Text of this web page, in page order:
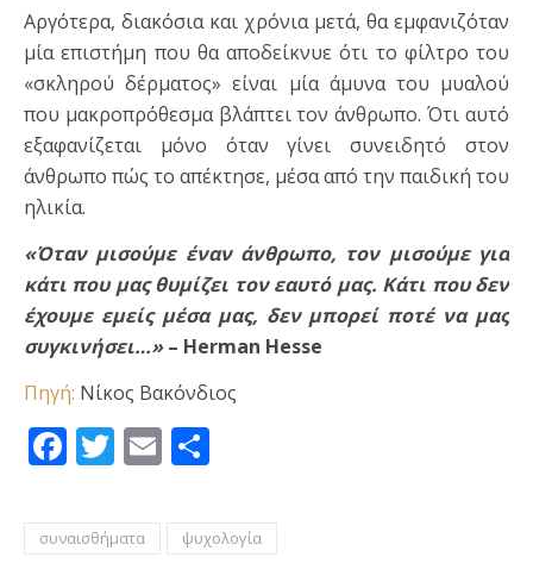
Αργότερα, διακόσια και χρόνια μετά, θα εμφανιζόταν
μία επιστήμη που θα αποδείκνυε ότι το φίλτρο του
«σκληρού δέρματος» είναι μία άμυνα του μυαλού
που μακροπρόθεσμα βλάπτει τον άνθρωπο. Ότι αυτό
εξαφανίζεται μόνο όταν γίνει συνειδητό στον
άνθρωπο πώς το απέκτησε, μέσα από την παιδική του
ηλικία.
«Όταν μισούμε έναν άνθρωπο, τον μισούμε για
κάτι που μας θυμίζει τον εαυτό μας. Κάτι που δεν
έχουμε εμείς μέσα μας, δεν μπορεί ποτέ να μας
συγκινήσει…» – Herman Hesse
Πηγή: Νίκος Βακόνδιος
Facebook
Twitter
Email
συναισθήματα ψυχολογία